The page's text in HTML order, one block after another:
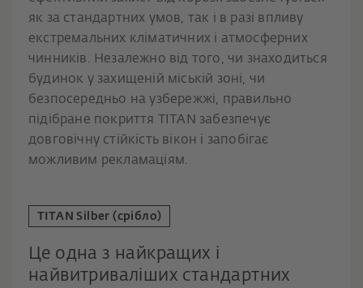
як за стандартних умов, так і в разі впливу
екстремальних кліматичних і атмосферних
чинників. Незалежно від того, чи знаходиться
будинок у захищеній міській зоні, чи
безпосередньо на узбережжі, правильно
підібране покриття TITAN забезпечує
довговічну стійкість вікон і запобігає
можливим рекламаціям.
TITAN Silber (срібло)
Це одна з найкращих і
найвитриваліших стандартних